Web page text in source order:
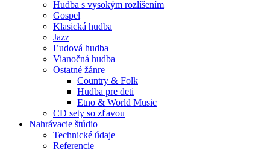
Hudba s vysokým rozlíšením
Gospel
Klasická hudba
Jazz
Ľudová hudba
Vianočná hudba
Ostatné žánre
Country & Folk
Hudba pre deti
Etno & World Music
CD sety so zľavou
Nahrávacie štúdio
Technické údaje
Referencie